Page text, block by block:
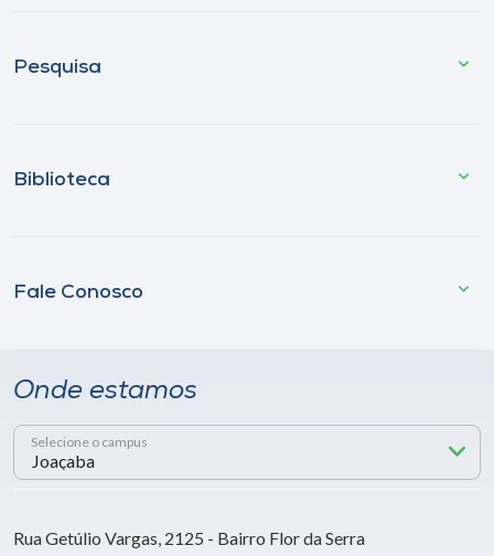
Pesquisa
Biblioteca
Fale Conosco
Onde estamos
Selecione o campus
Rua Getúlio Vargas, 2125 - Bairro Flor da Serra